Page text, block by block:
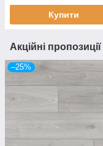
Купити
Акційні
–25%